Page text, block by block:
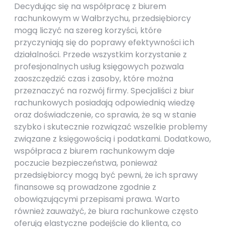
Decydując się na współpracę z biurem
rachunkowym w Wałbrzychu, przedsiębiorcy
mogą liczyć na szereg korzyści, które
przyczyniają się do poprawy efektywności ich
działalności. Przede wszystkim korzystanie z
profesjonalnych usług księgowych pozwala
zaoszczędzić czas i zasoby, które można
przeznaczyć na rozwój firmy. Specjaliści z biur
rachunkowych posiadają odpowiednią wiedzę
oraz doświadczenie, co sprawia, że są w stanie
szybko i skutecznie rozwiązać wszelkie problemy
związane z księgowością i podatkami. Dodatkowo,
współpraca z biurem rachunkowym daje
poczucie bezpieczeństwa, ponieważ
przedsiębiorcy mogą być pewni, że ich sprawy
finansowe są prowadzone zgodnie z
obowiązującymi przepisami prawa. Warto
również zauważyć, że biura rachunkowe często
oferują elastyczne podejście do klienta, co